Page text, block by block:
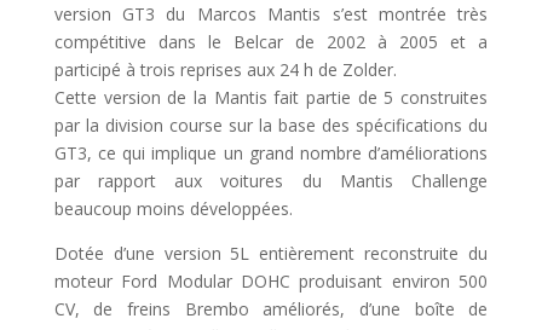
version GT3 du Marcos Mantis s’est montrée très
compétitive dans le Belcar de 2002 à 2005 et a
participé à trois reprises aux 24 h de Zolder.
Cette version de la Mantis fait partie de 5 construites
par la division course sur la base des spécifications du
GT3, ce qui implique un grand nombre d’améliorations
par rapport aux voitures du Mantis Challenge
beaucoup moins développées.
Dotée d’une version 5L entièrement reconstruite du
moteur Ford Modular DOHC produisant environ 500
CV, de freins Brembo améliorés, d’une boîte de